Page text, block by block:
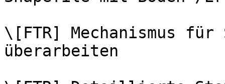
\[FTR] Mechanismus
überarbeiten